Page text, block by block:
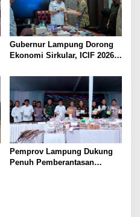
Gubernur Lampung Dorong
Ekonomi Sirkular, ICIF 2026
Hijau ke Lampung
Pemprov Lampung Dukung
Penuh Pemberantasan